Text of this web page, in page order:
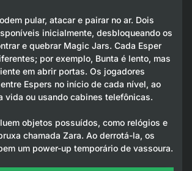
pular, atacar e pairar no ar. Dois
inicialmente, desbloqueando os
e quebrar Magic Jars. Cada Esper
por exemplo, Bunta é lento, mas
em abrir portas. Os jogadores
Espers no início de cada nível, ao
vida ou usando cabines telefônicas.
objetos possuídos, como relógios e
chamada Zara. Ao derrotá-la, os
um power-up temporário de vassoura.